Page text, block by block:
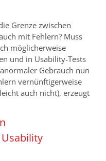
Grenze zwischen
mit Fehlern? Muss
möglicherweise
und in Usability-Tests
Gebrauch nun
vernünftigerweise
auch nicht), erzeugt